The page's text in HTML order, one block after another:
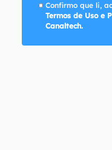
Confirmo que li,
Termos de Uso e
Canaltech.